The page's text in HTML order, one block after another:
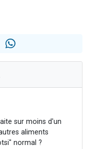
don pour Sauvez la jambe de Yohan
en groupe sur Zoom
sur moins d'un
aliments
normal ?